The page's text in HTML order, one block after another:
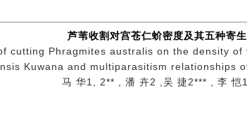
芦苇收割对宫苍仁蚧密度及其五种寄
cutting Phragmites australis on the density
Kuwana and multiparasitism relationships
马 华1, 2** , 潘 卉2 ,吴 捷2*** , 李 恺